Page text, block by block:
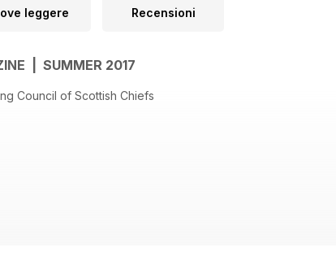
leggere Recensioni
| SUMMER 2017
Council of Scottish Chiefs